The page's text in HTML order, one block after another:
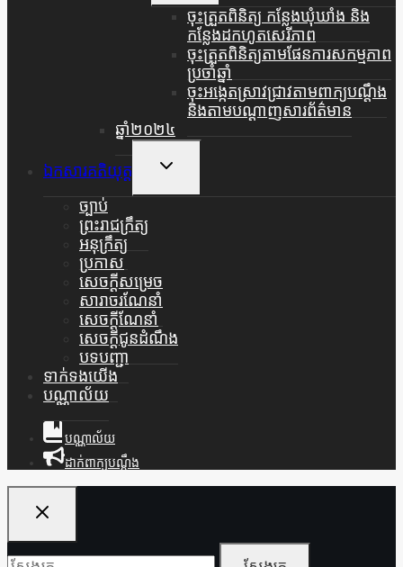
Menu
ចុះត្រួតពិនិត្យ កន្លែងឃុំឃាំង និង
កន្លែងដកហូតសេរីភាព
ចុះត្រួតពិនិត្យតាមផែនការសកម្មភាព
ប្រចាំឆ្នាំ
ចុះអង្កេតស្រាវជ្រាវតាមពាក្យបណ្តឹង
និងតាមបណ្តាញសារព័ត៌មាន
ឆ្នាំ២០២៤
ឯកសារគតិយុត្ត
Toggle
Menu
ច្បាប់
ព្រះរាជក្រឹត្យ
អនុក្រឹត្យ
ប្រកាស
សេចក្តីសម្រេច
សារាចរណែនាំ
សេចក្តីណែនាំ
សេចក្តីជូនដំណឹង
បទបញ្ជា
ទាក់ទងយើង
បណ្ណាល័យ
បណ្ណាល័យ
ដាក់ពាក្យបណ្ដឹង
ស្វែងរក៖